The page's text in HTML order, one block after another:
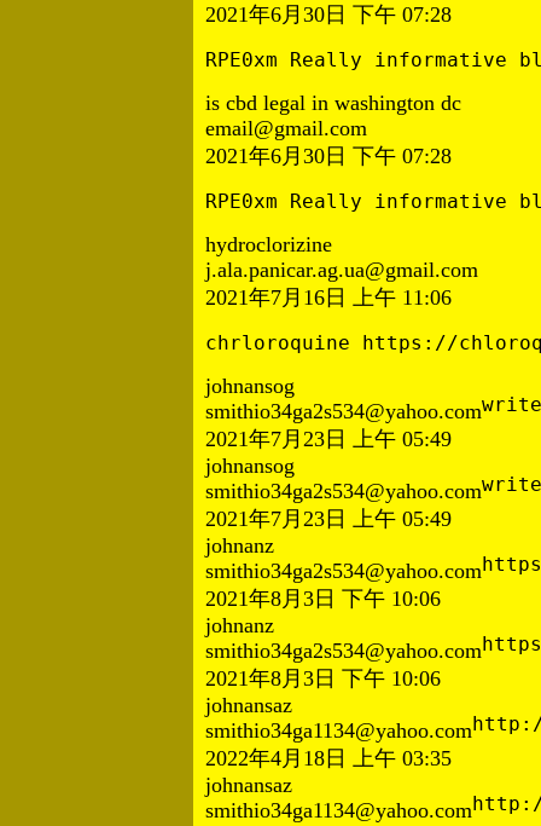
2021年6月30日 下午 07:28
RPE0xm Really informative
is cbd legal in washington dc
email@gmail.com
2021年6月30日 下午 07:28
RPE0xm Really informative
hydroclorizine
j.ala.panicar.ag.ua@gmail.com
2021年7月16日 上午 11:06
chrloroquine https://
johnansog
smithio34ga2s534@yahoo.com
2021年7月23日 上午 05:49
johnansog
smithio34ga2s534@yahoo.com
2021年7月23日 上午 05:49
johnanz
smithio34ga2s534@yahoo.com
2021年8月3日 下午 10:06
johnanz
smithio34ga2s534@yahoo.com
2021年8月3日 下午 10:06
johnansaz
smithio34ga1134@yahoo.com
2022年4月18日 上午 03:35
johnansaz
smithio34ga1134@yahoo.com